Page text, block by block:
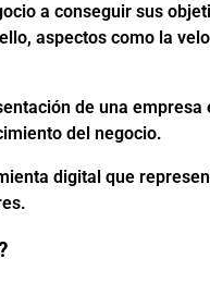
a conseguir sus
aspectos como la
de una
del negocio.
digital que